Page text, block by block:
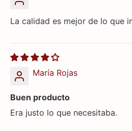
La calidad es mejor de lo que
María Rojas
Buen producto
Era justo lo que necesitaba.